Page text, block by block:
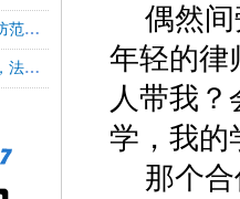
原创｜公司股权转让核心环节风险防范——转让前风险与合同签订履行实务指引
代理人擅自撤诉被委托人告上法庭，法院：特别授权≠无限授权
偶然
年轻的律
人带我
学，我的
那个